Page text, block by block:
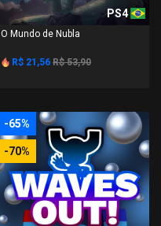
PS4
O Mundo de Nubla
R$ 21,56 R$ 53,90
-65%
-70%